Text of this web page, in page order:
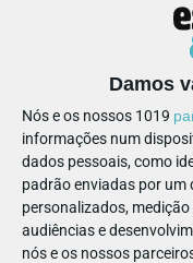
Damos
Nós e os nossos 1019
informações num
dados pessoais, como
padrão enviadas por
personalizados,
audiências e
nós e os nossos